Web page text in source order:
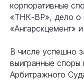
корпоративные
«ТНК-BP», дело о
«Ангарскцемент»
В числе успешно
выигранные
Арбитражного